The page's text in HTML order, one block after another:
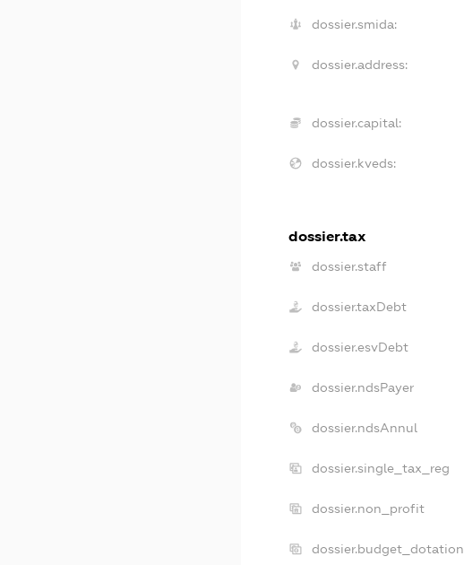
dossier.smida:
dossier.address:
dossier.capital:
dossier.kveds:
dossier.tax
dossier.staff
dossier.taxDebt
dossier.esvDebt
dossier.ndsPayer
dossier.ndsAnnul
dossier.single_tax_reg
dossier.non_profit
dossier.budget_dotation